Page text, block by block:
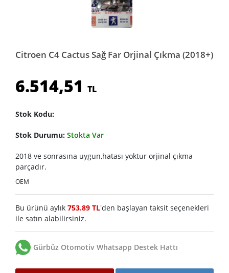
Citroen C4 Cactus Sağ Far Orjinal Çıkma (2018+)
6.514,51 TL
Stok Kodu:
Stok Durumu: Stokta Var
2018 ve sonrasına uygun,hatası yoktur orjinal çıkma
parçadır.
OEM
Bu ürünü aylık 753.89 TL'den başlayan taksit seçenekleri
ile satın alabilirsiniz.
Gürbüz Otomotiv Whatsapp Destek Hattı